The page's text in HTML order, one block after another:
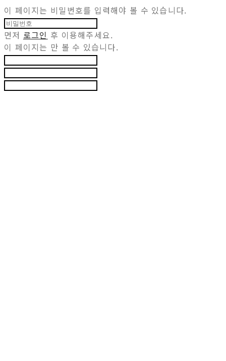
이 페이지는 비밀번호를 입력해야 볼 수 있습니다.
먼저 로그인 후 이용해주세요.
이 페이지는 만 볼 수 있습니다.